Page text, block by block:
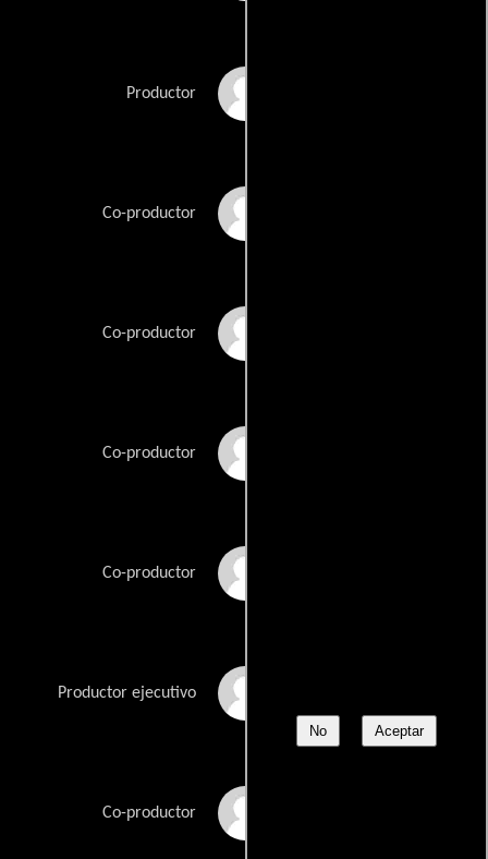
No Aceptar
Productor
Co-productor
Co-productor
Co-productor
Co-productor
Productor ejecutivo
Co-productor